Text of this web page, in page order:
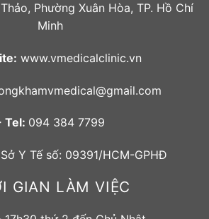
Phường Xuân Hòa, TP. Hồ Chí
Minh
www.vmedicalclinic.vn
Tel: 094 384 7799
Y Tế số: 09391/HCM-GPHĐ
GIAN LÀM VIỆC